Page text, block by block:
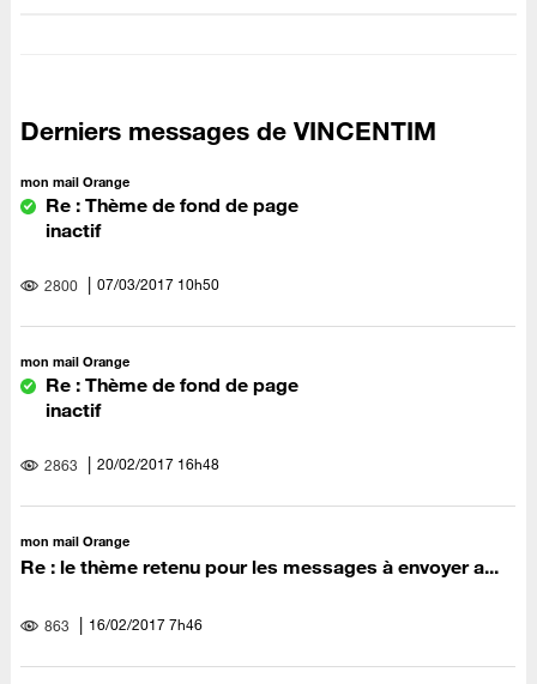
Derniers messages de VINCENTIM
mon mail Orange
Re : Thème de fond de page
inactif
2800 ‎07/03/2017 10h50
mon mail Orange
Re : Thème de fond de page
inactif
2863 ‎20/02/2017 16h48
mon mail Orange
Re : le thème retenu pour les messages à envoyer a...
863 ‎16/02/20177h46